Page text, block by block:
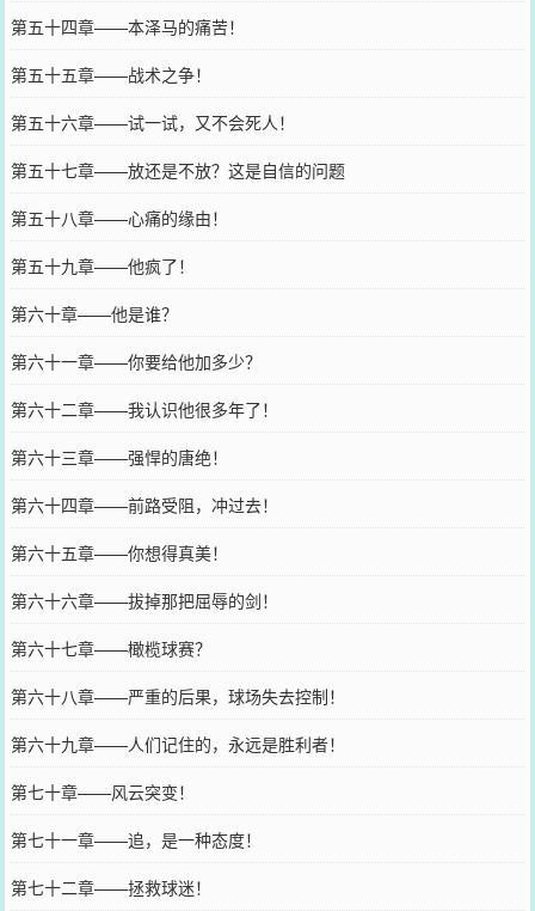
第五十四章——本泽马的痛苦！
第五十五章——战术之争！
第五十六章——试一试，又不会死人！
第五十七章——放还是不放？这是自信的问题
第五十八章——心痛的缘由！
第五十九章——他疯了！
第六十章——他是谁？
第六十一章——你要给他加多少？
第六十二章——我认识他很多年了！
第六十三章——强悍的唐绝！
第六十四章——前路受阻，冲过去！
第六十五章——你想得真美！
第六十六章——拔掉那把屈辱的剑！
第六十七章——橄榄球赛？
第六十八章——严重的后果，球场失去控制！
第六十九章——人们记住的，永远是胜利者！
第七十章——风云突变！
第七十一章——追，是一种态度！
第七十二章——拯救球迷！